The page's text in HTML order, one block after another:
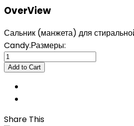
OverView
Сальник (манжета) для
Candy.Размеры:
Share This